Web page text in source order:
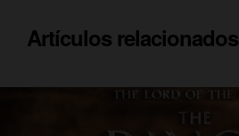
Artículos relacionados